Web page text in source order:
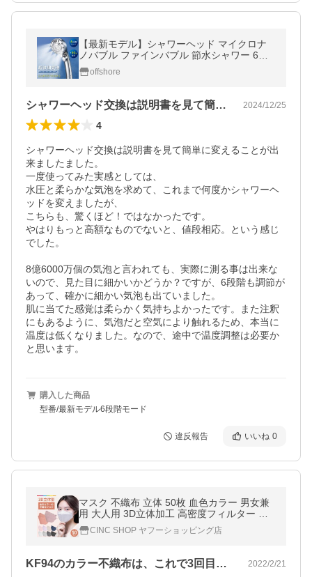
【最新モデル】シャワーヘッド マイクロナ
ノバブル ファインバブル 節水シャワー 6段
階 ミスト 増圧 手元止水 高洗浄力 毛穴汚れ
除去 美肌美髪 保温保湿 爆買
offshore
シャワーヘッド交換は説明書を見て簡単に… 2024/12/25
4
シャワーヘッド交換は説明書を見て簡単に変えることが出
来ましたました。
一度使ってみた実感としては、
水圧と柔らかな気泡を求めて、これまで何度かシャワーヘ
ッドを変えましたが、
こちらも、驚くほど！ではなかったです。
やはりもっと高額なものでないと、値段相応。という感じ
でした。
8億6000万個の気泡と言われても、実際に測る事は出来な
いので、見た目に細かいかどうか？ですが、6段階も調節が
あって、確かに細かい気泡も出ていました。
肌に当てた感覚は柔らかく気持ちよかったです。また注釈
にもあるように、気泡だと空気により触れるため、本当に
温度は低くなりました。なので、途中で温度調整は必要か
と思います。
購入した商品
型番/最新モデル6段階モード
違反報告 いいね 0
マスク 不織布 立体 50枚 血色カラー 男女兼
用 大人用 3D立体加工 高密度フィルター 韓
国マスク
CINC SHOP ヤフーショッピング店
KF94のカラー不織布は、これで3回目… 2022/2/21